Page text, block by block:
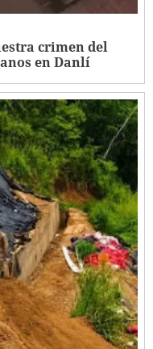
crimen del
en Danlí